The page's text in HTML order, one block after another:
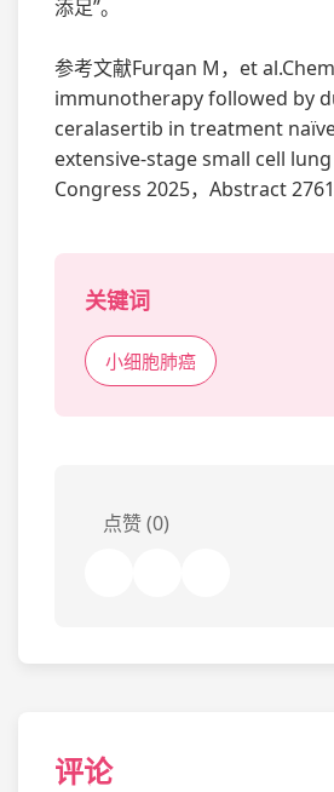
添足”。
参考文献Furqan M，et
immunotherapy followed by
ceralasertib in treatment
extensive-stage small cell lung
Congress 2025，Abstract
关键词
小细胞肺癌
点赞 (0)
评论